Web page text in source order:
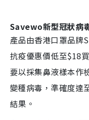
Savewo新型冠狀病
產品由香港口罩品牌
抗疫優惠價低至$18
要以採集鼻液樣本
變種病毒，準確度達
結果。